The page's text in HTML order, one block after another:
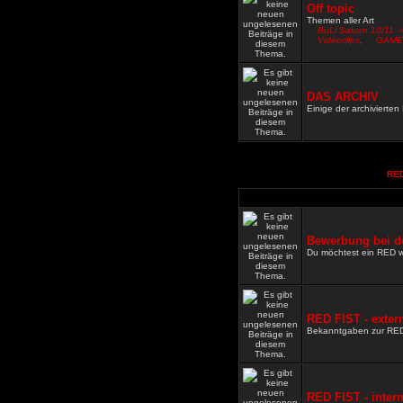
Off topic
Themen aller Art
BuLi Saison 10/11 -
Videoclips
DAS ARCHIV
Einige der
Bewerbung bei
Du möchtest ein RED
RED FIST -
Bekanntgaben zur
RED FIST - intern